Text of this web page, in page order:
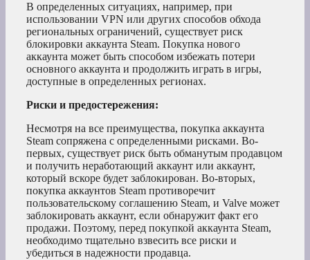
В определенных ситуациях, например, при
использовании VPN или других способов обхода
региональных ограничений, существует риск
блокировки аккаунта Steam. Покупка нового
аккаунта может быть способом избежать потери
основного аккаунта и продолжить играть в игры,
доступные в определенных регионах.
Риски и предостережения:
Несмотря на все преимущества, покупка аккаунта
Steam сопряжена с определенными рисками. Во-
первых, существует риск быть обманутым продавцом
и получить неработающий аккаунт или аккаунт,
который вскоре будет заблокирован. Во-вторых,
покупка аккаунтов Steam противоречит
пользовательскому соглашению Steam, и Valve может
заблокировать аккаунт, если обнаружит факт его
продажи. Поэтому, перед покупкой аккаунта Steam,
необходимо тщательно взвесить все риски и
убедиться в надежности продавца.